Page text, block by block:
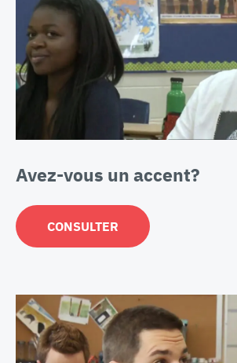
Avez-vous un accent?
CONSULTER